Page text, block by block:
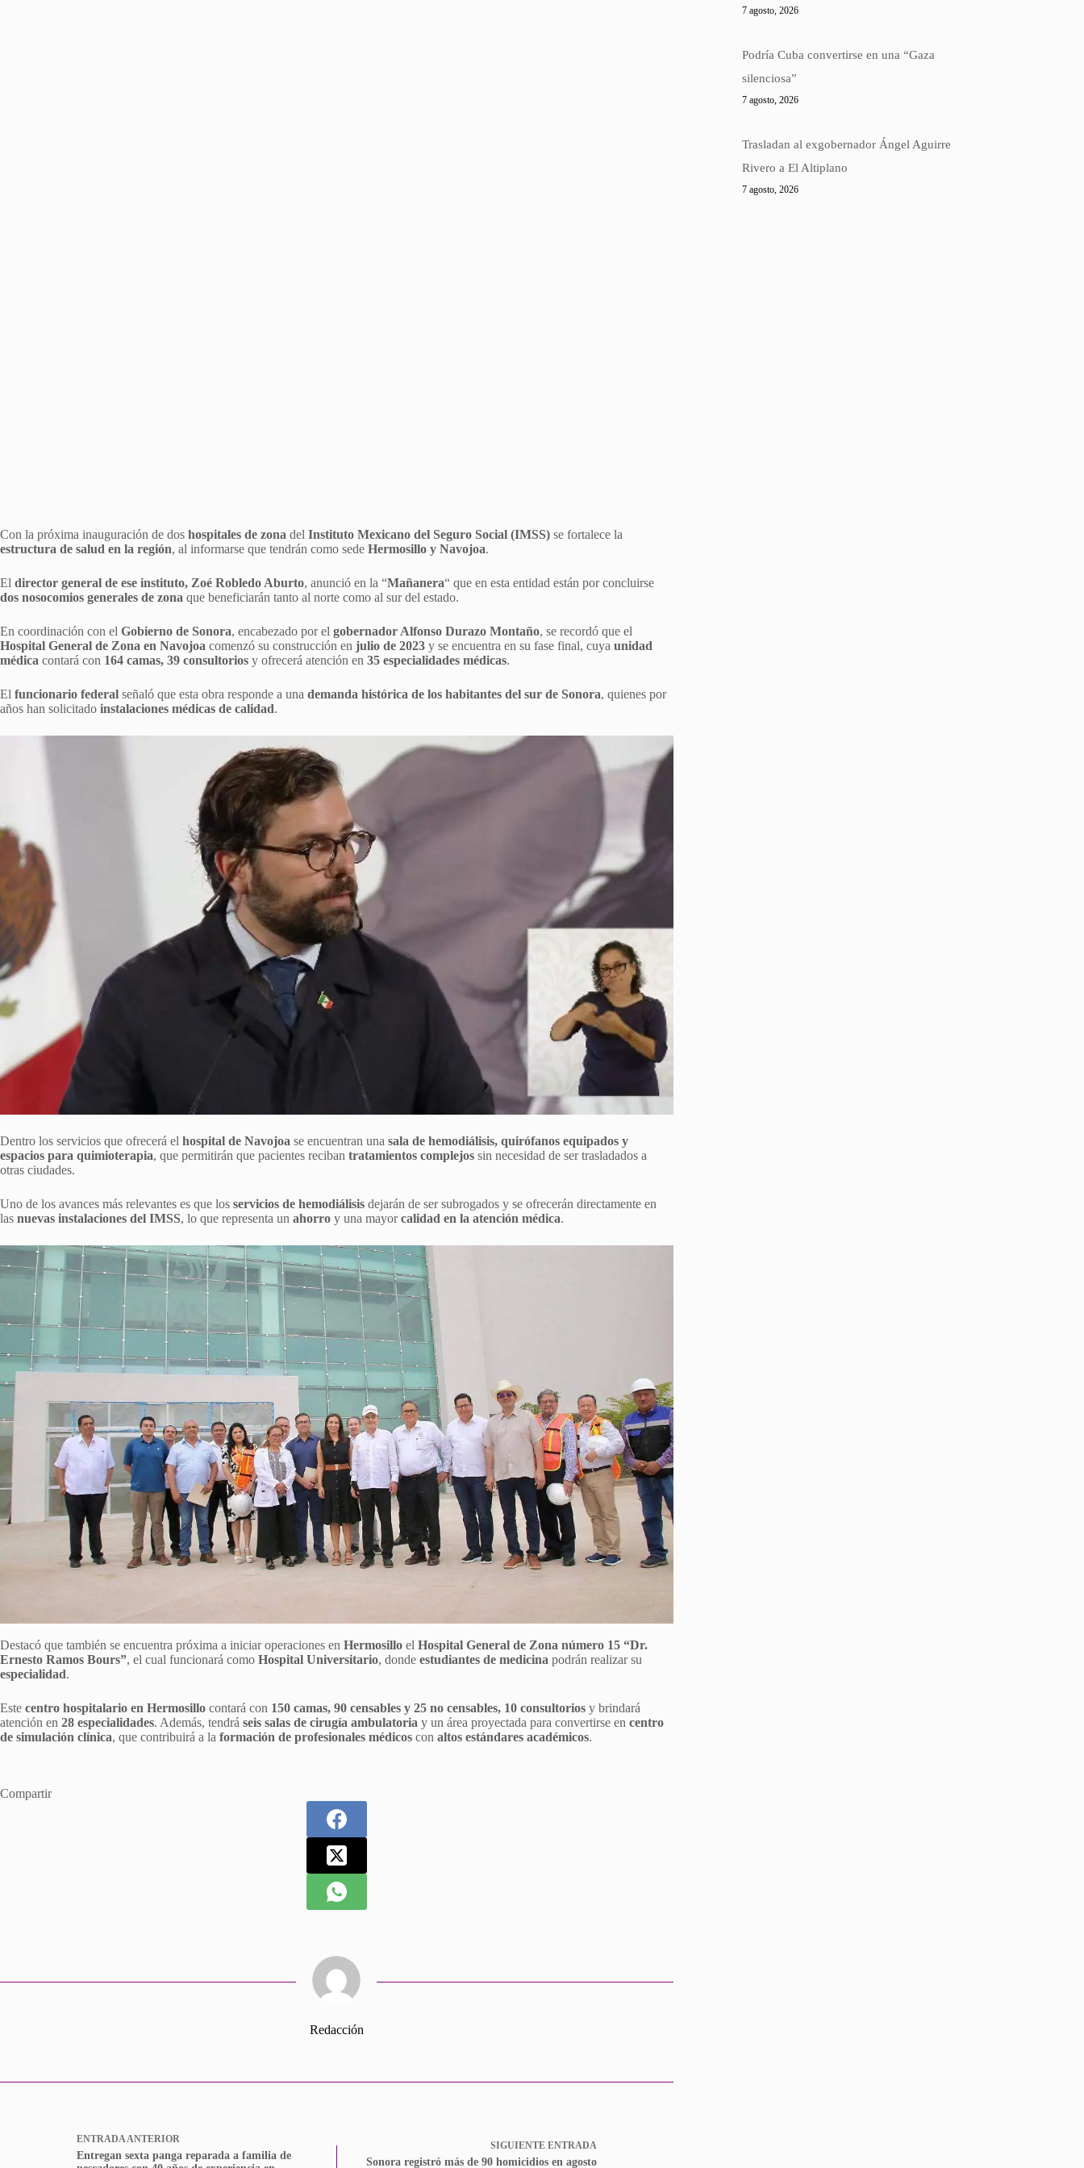
Con la próxima inauguración de dos hospitales de zona del Instituto Mexicano del Seguro Social (IMSS) se fortalece la
estructura de salud en la región, al informarse que tendrán como sede Hermosillo y Navojoa.
El director general de ese instituto, Zoé Robledo Aburto, anunció en la “Mañanera“ que en esta entidad están por concluirse
dos nosocomios generales de zona que beneficiarán tanto al norte como al sur del estado.
En coordinación con el Gobierno de Sonora, encabezado por el gobernador Alfonso Durazo Montaño, se recordó que el
Hospital General de Zona en Navojoa comenzó su construcción en julio de 2023 y se encuentra en su fase final, cuya unidad
médica contará con 164 camas, 39 consultorios y ofrecerá atención en 35 especialidades médicas.
El funcionario federal señaló que esta obra responde a una demanda histórica de los habitantes del sur de Sonora, quienes por
años han solicitado instalaciones médicas de calidad.
Dentro los servicios que ofrecerá el hospital de Navojoa se encuentran una sala de hemodiálisis, quirófanos equipados y
espacios para quimioterapia, que permitirán que pacientes reciban tratamientos complejos sin necesidad de ser trasladados a
otras ciudades.
Uno de los avances más relevantes es que los servicios de hemodiálisis dejarán de ser subrogados y se ofrecerán directamente en
las nuevas instalaciones del IMSS, lo que representa un ahorro y una mayorcalidad en la atención médica.
Destacó que también se encuentra próxima a iniciar operaciones en Hermosillo el Hospital General de Zona número 15 “Dr.
Ernesto Ramos Bours”, el cual funcionará como Hospital Universitario, donde estudiantes de medicina podrán realizar su
especialidad.
Este centro hospitalario en Hermosillo contará con 150 camas, 90 censables y 25 no censables, 10 consultorios y brindará
atención en 28 especialidades. Además, tendrá seis salas de cirugía ambulatoria y un área proyectada para convertirse en centro
de simulación clínica, que contribuirá a la formación de profesionales médicos con altos estándares académicos.
Compartir
Redacción
ENTRADAANTERIOR
Entregan sexta panga reparada a familia de
SIGUIENTE ENTRADA
Sonora registró más de 90 homicidios en agosto
7 agosto, 2026
Podría Cuba convertirse en una “Gaza
silenciosa”
7 agosto, 2026
Trasladan al exgobernador Ángel Aguirre
Rivero a El Altiplano
7 agosto, 2026